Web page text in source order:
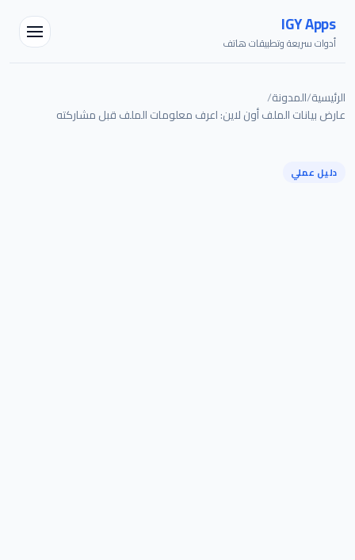
IGY Apps
أدوات سريعة وتطبيقات هاتف
الرئيسية/المدونة/
عارض بيانات الملف أون لاين: اعرف معلومات الملف قبل مشاركته
دليل عملي